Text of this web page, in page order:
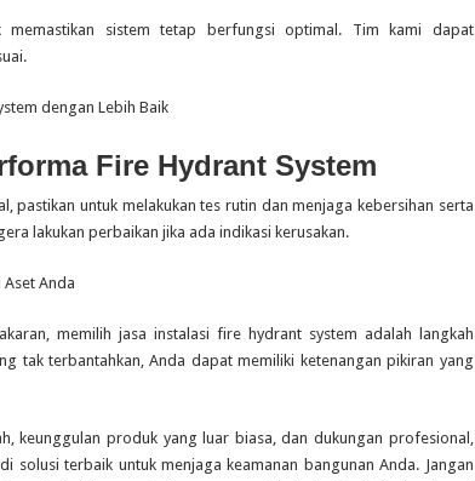
memastikan sistem tetap berfungsi optimal. Tim kami dapat
dengan Lebih Baik
Fire Hydrant System
pastikan untuk melakukan tes rutin dan menjaga kebersihan serta
lakukan perbaikan jika ada indikasi kerusakan.
Anda
memilih jasa instalasi fire hydrant system adalah langkah
tak terbantahkan, Anda dapat memiliki ketenangan pikiran yang
keunggulan produk yang luar biasa, dan dukungan profesional,
solusi terbaik untuk menjaga keamanan bangunan Anda. Jangan